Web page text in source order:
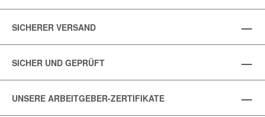
SICHERER VERSAND
SICHER UND GEPRÜFT
UNSERE ARBEITGEBER-ZERTIFIKATE